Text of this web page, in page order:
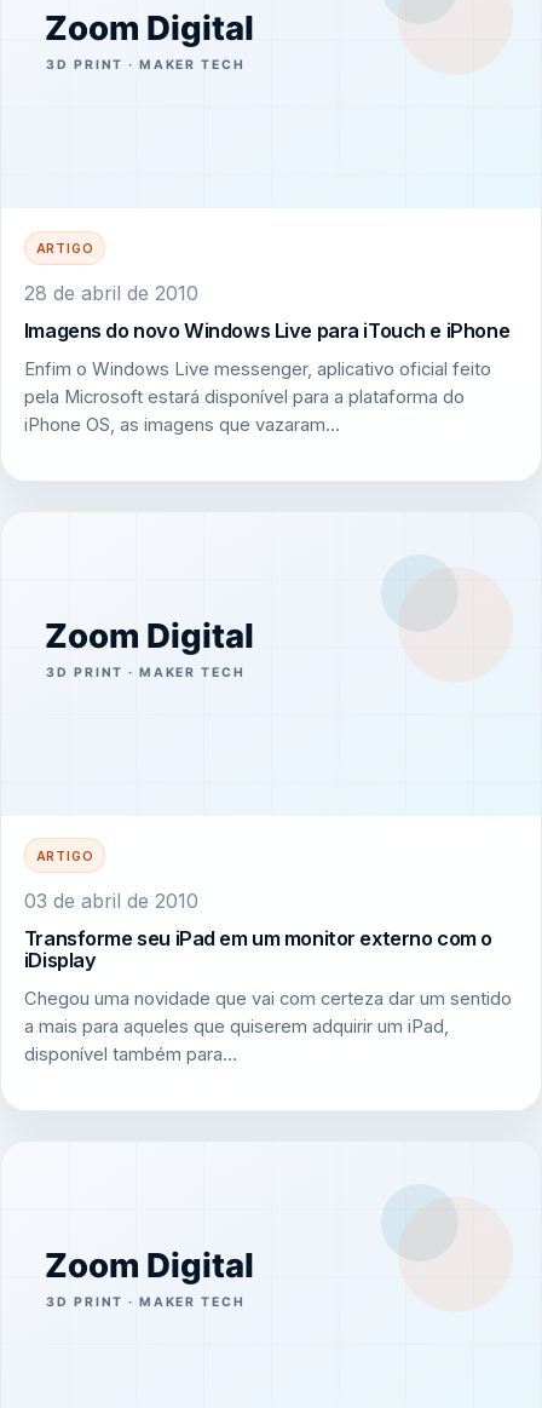
ARTIGO
28 de abril de 2010
Imagens do novo Windows Live para iTouch e iPhone
Enfim o Windows Live messenger, aplicativo oficial feito
pela Microsoft estará disponível para a plataforma do
iPhone OS, as imagens que vazaram…
ARTIGO
03 de abril de 2010
Transforme seu iPad em um monitor externo com o
iDisplay
Chegou uma novidade que vai com certeza dar um sentido
a mais para aqueles que quiserem adquirir um iPad,
disponível também para…